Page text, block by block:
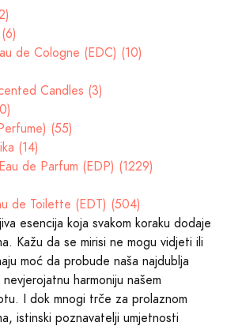
de Cologne (EDC) (10)
Candles (3)
(55)
(14)
de Parfum (EDP) (1229)
de Toilette (EDT) (504)
esencija koja svakom koraku dodaje
Kažu da se mirisi ne mogu vidjeti ili
moć da probude naša najdublja
harmoniju našem
I dok mnogi trče za prolaznom
istinski poznavatelji umjetnosti